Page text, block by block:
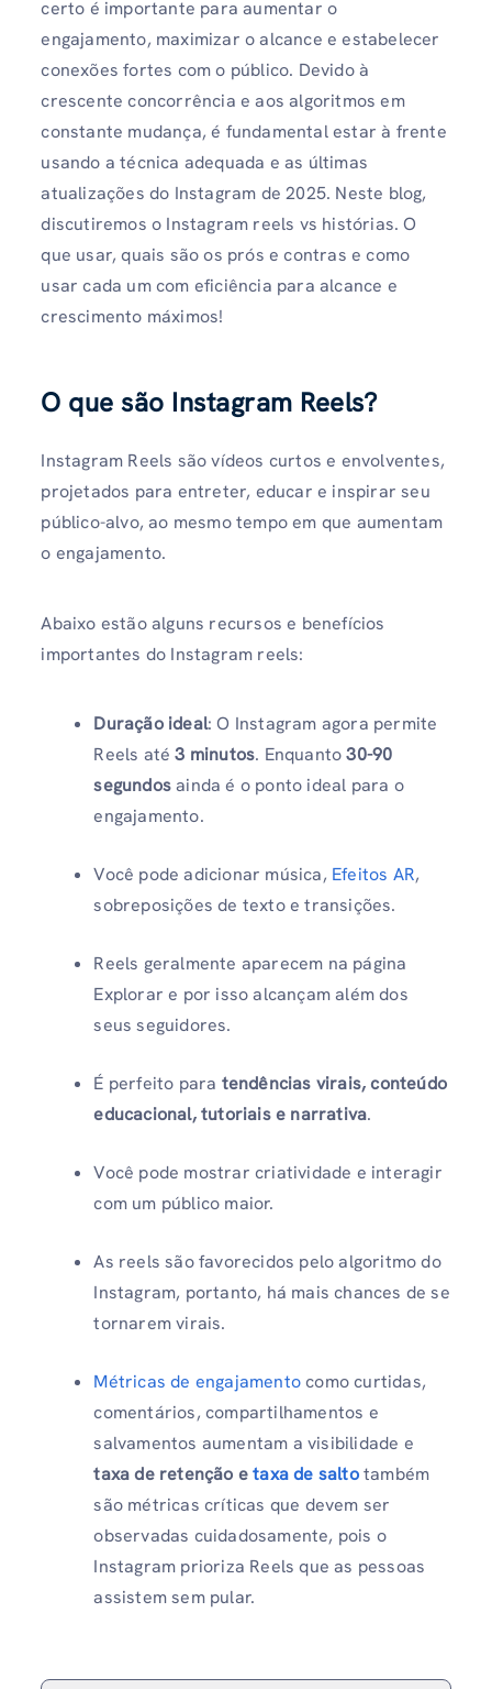
certo é importante para aumentar o
engajamento, maximizar o alcance e estabelecer
conexões fortes com o público. Devido à
crescente concorrência e aos algoritmos em
constante mudança, é fundamental estar à frente
usando a técnica adequada e as últimas
atualizações do Instagram de 2025. Neste blog,
discutiremos o Instagram reels vs histórias. O
que usar, quais são os prós e contras e como
usar cada um com eficiência para alcance e
crescimento máximos!
O que são Instagram Reels?
Instagram Reels são vídeos curtos e envolventes,
projetados para entreter, educar e inspirar seu
público-alvo, ao mesmo tempo em que aumentam
o engajamento.
Abaixo estão alguns recursos e benefícios
importantes do Instagram reels:
Duração ideal: O Instagram agora permite
Reels até3 minutos. Enquanto30-90
segundosainda é o ponto ideal para o
engajamento.
Você pode adicionar música, Efeitos AR,
sobreposições de texto e transições.
Reels geralmente aparecem na página
Explorar e por isso alcançam além dos
seus seguidores.
É perfeito para tendências virais, conteúdo
educacional, tutoriais e narrativa.
Você pode mostrar criatividade e interagir
com um público maior.
As reels são favorecidos pelo algoritmo do
Instagram, portanto, há mais chances de se
tornarem virais.
Métricas de engajamentocomo curtidas,
comentários, compartilhamentos e
salvamentos aumentam a visibilidade e
taxa de retenção etaxa de saltotambém
são métricas críticas que devem ser
observadas cuidadosamente, pois o
Instagram prioriza Reels que as pessoas
assistem sem pular.